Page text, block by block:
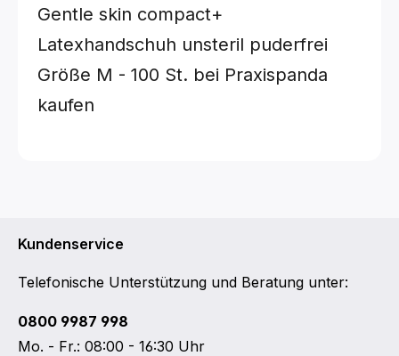
Gentle skin compact+
Latexhandschuh unsteril puderfrei
Größe M - 100 St. bei Praxispanda
kaufen
Kundenservice
Telefonische Unterstützung und Beratung unter:
0800 9987 998
Mo. - Fr.: 08:00 - 16:30 Uhr